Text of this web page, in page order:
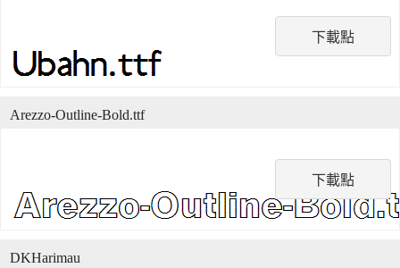
下載點
下載點
Arezzo-Outline-Bold.ttf
DKHarimau